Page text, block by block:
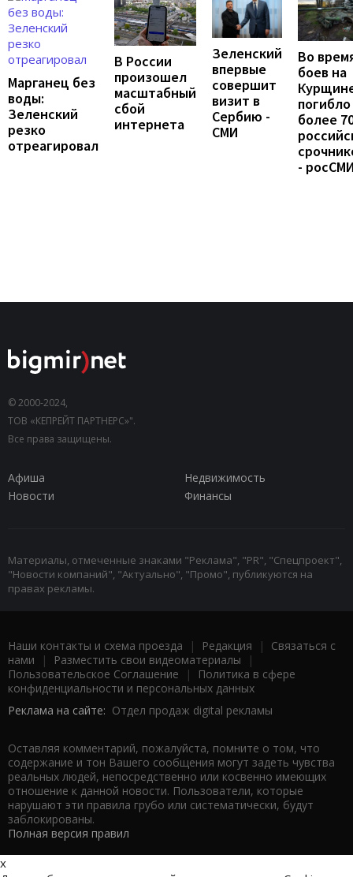
Марганец без
воды:
Зеленский
резко
отреагировал
В России
произошел
масштабный
сбой
интернета
Зеленский
впервые
совершит
визит в
Сербию -
СМИ
Во
боев на
погибло
более
-
© 2000-2024,
ТОВ «КЕПРЕЙТ ПАРТНЕРС»".
Все права защищены.
Афиша
Недвижимость
Новости
Финансы
Материалы, отмеченные знаками "Реклама", "PR", "Спецпроект",
"Новости компаний", "Актуально", "Промо", публикуются на
правах рекламы.
Наши контакты и схема проезда | Редакция | Связаться с
нами | Разместить свои видеоматериалы |
Пользовательское Соглашение |
Политика в сфере
конфиденциальности и персональных данных
Реклама на сайте: Отдел продаж digital рекламы
Оставляя комментарий, пожалуйста, помните о том, что
содержание и тон Вашего сообщения могут задеть чувства
реальных людей, непосредственно или косвенно имеющих
отношение к данной новости. Пользователи, которые
нарушают эти правила грубо или систематически, будут
заблокированы.
Полная версия правил
x